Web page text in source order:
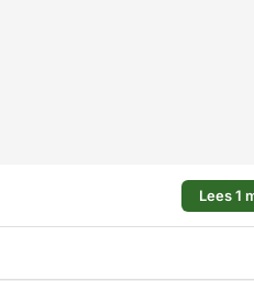
Lees 1